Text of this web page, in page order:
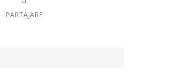
PARTAJARE